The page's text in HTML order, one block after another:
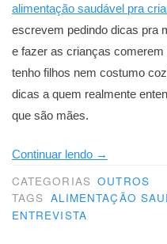
alimentação saudável pra
escrevem pedindo dicas pra
e fazer as crianças
tenho filhos nem costumo
dicas a quem realmente
que são mães.
Continuar lendo “Alimentação
saudável
pra
→
CATEGORIAS OUTROS
TAGS ALIMENTAÇÃO
ENTREVISTA